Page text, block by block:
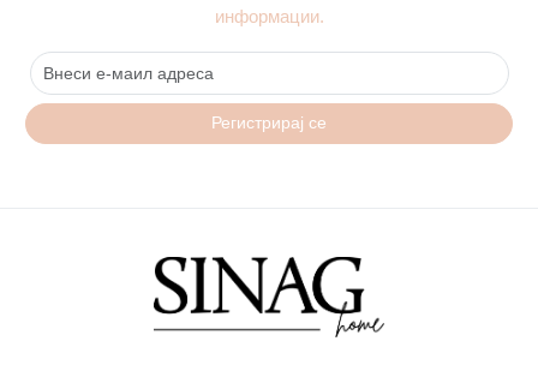
информации.
Регистрирај се